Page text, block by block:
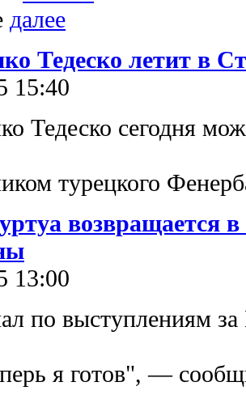
Тедеско летит в
15:40
Тедеско сегодня
турецкого
возвращается
13:00
по выступлениям
я готов", —